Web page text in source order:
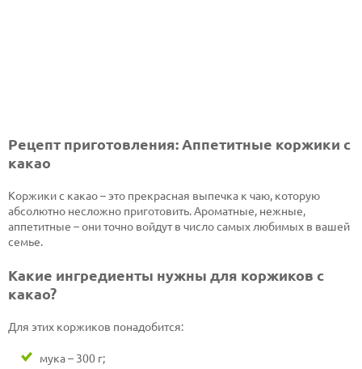
Рецепт приготовления: Аппетитные коржики с
какао
Коржики с какао – это прекрасная выпечка к чаю, которую
абсолютно несложно приготовить. Ароматные, нежные,
аппетитные – они точно войдут в число самых любимых в вашей
семье.
Какие ингредиенты нужны для коржиков с
какао?
Для этих коржиков понадобится:
мука – 300 г;